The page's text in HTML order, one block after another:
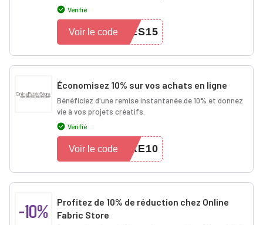
Vérifié
ES15
Voir le code
Économisez 10% sur vos achats en ligne
Bénéficiez d'une remise instantanée de 10% et donnez
vie à vos projets créatifs.
Vérifié
KE10
Voir le code
-10%
Profitez de 10% de réduction chez Online
Fabric Store